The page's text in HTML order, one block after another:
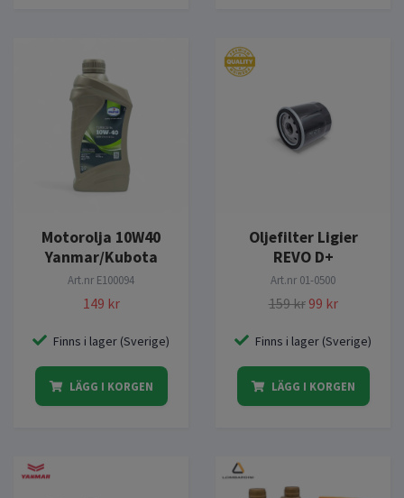
Motorolja 10W40
Yanmar/Kubota
Art.nr E100094
149 kr
Finns i lager (Sverige)
LÄGG I KORGEN
Oljefilter Ligier
REVO D+
Art.nr 01-0500
159 kr 99 kr
Finns i lager (Sverige)
LÄGG I KORGEN